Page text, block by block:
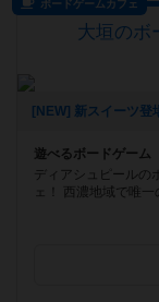
ボードゲームカフェ
大垣の
[NEW] 新スイーツ登
遊べるボードゲーム
ディアシュピールの
ェ！ 西濃地域で唯